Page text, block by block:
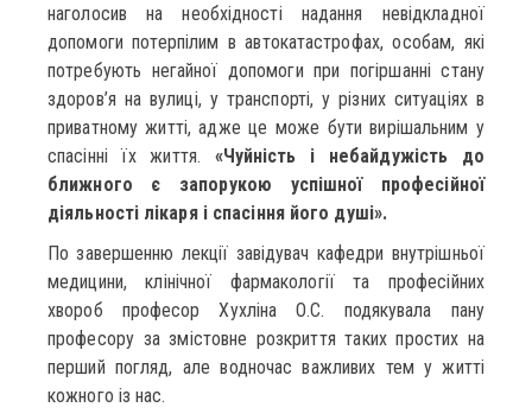
наголосив на необхідності надання невідкладної
допомоги потерпілим в автокатастрофах, особам, які
потребують негайної допомоги при погіршанні стану
здоров’я на вулиці, у транспорті, у різних ситуаціях в
приватному житті, адже це може бути вирішальним у
спасінні їх життя. «Чуйність і небайдужість до
ближного є запорукою успішної професійної
діяльності лікаря і спасіння його душі».
По завершенню лекції завідувач кафедри внутрішньої
медицини, клінічної фармакології та професійних
хвороб професор Хухліна О.С. подякувала пану
професору за змістовне розкриття таких простих на
перший погляд, але водночас важливих тем у житті
кожного із нас.